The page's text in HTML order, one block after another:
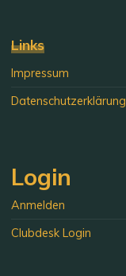
Links
Impressum
Datenschutzerklärung
Login
Anmelden
Clubdesk Login